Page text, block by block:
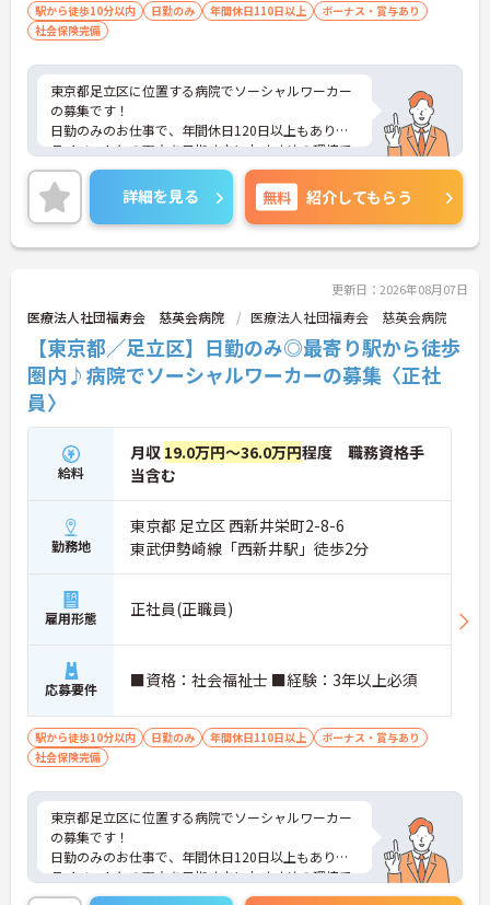
駅から徒歩10分以内 日勤のみ 年間休日110日以上
ボーナス・賞与あり
社会保険完備
東京都足立区に位置する病院でソーシャルワーカー
の募集です！
日勤のみのお仕事で、年間休日120日以上もありプ
ライベートとの両立を目指す方におすすめの環境で
す◎最寄り駅から徒歩圏内のため通勤も楽々♪天候
に左右されず通勤ができます！昇給や賞与制度があ
り、頑張りが評価されてしっかりと還元されます。
フォロー体制もあり、経験に関わらず安心してスタ
ートできます。
ントもお伝えしますので是非ご応募お待ちしており
ます。
詳細を見る 無料 紹介してもらう
更新日：2026年08月07日
医療法人社団福寿会 慈英会病院 医療法人社団福寿会 慈英会病院
【東京都／足立区】日勤のみ◎最寄り駅から徒歩
圏内♪病院でソーシャルワーカーの募集〈正社
員〉
給料
月収 19.0万円～36.0万円程度 職務資格手
当含む
勤務地
東京都 足立区 西新井栄町2-8-6
東武伊勢崎線「西新井駅」徒歩2分
雇用形態 正社員(正職員)
応募要件 ■資格：社会福祉士 ■経験：3年以上必須
駅から徒歩10分以内 日勤のみ 年間休日110日以上
ボーナス・賞与あり
社会保険完備
東京都足立区に位置する病院でソーシャルワーカー
の募集です！
日勤のみのお仕事で、年間休日120日以上もありプ
ライベートとの両立を目指す方におすすめの環境で
す◎最寄り駅から徒歩圏内のため通勤も楽々♪天候